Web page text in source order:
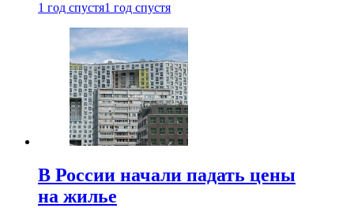
1 год спустя1 год спустя
В России начали падать цены
на жилье